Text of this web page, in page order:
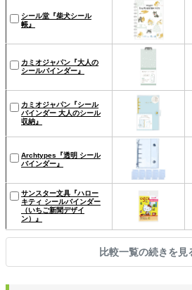
シール堂『柴犬シール
帳』
カミオジャパン『大人の
シールバインダー』
カミオジャパン『シール
バインダー 大人のシール
収納』
Archtypes『透明 シール
バインダー』
サンスター文具『ハロー
キティ シールバインダー
（いちご新聞デザイ
ン）』
比較一覧の続きを見